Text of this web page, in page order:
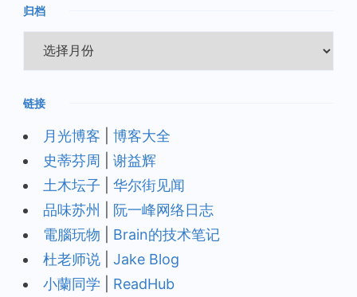
归档
档
链接
月光博客
博客大全
史蒂芬周
谢益辉
土木坛子
华尔街见闻
品味苏州
阮一峰网络日志
電腦玩物
Brain的技术笔记
杜老师说
Jake Blog
小蘭同学
ReadHub